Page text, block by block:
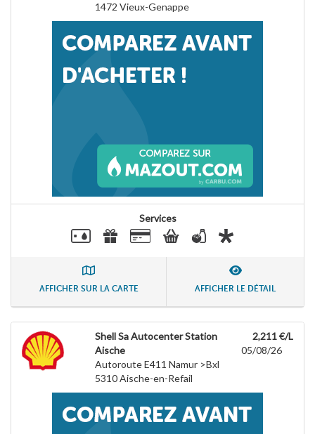
1472 Vieux-Genappe
Services
AFFICHER SUR LA CARTE AFFICHER LE DÉTAIL
Shell Sa Autocenter Station
Aische
Autoroute E411 Namur >Bxl
5310Aische-en-Refail
2,211 €/L
05/08/26